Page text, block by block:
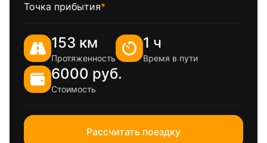
Точка прибытия*
153 км
Протяженность
1 ч
Время в пути
6000 руб.
Стоимость
Рассчитать поездку